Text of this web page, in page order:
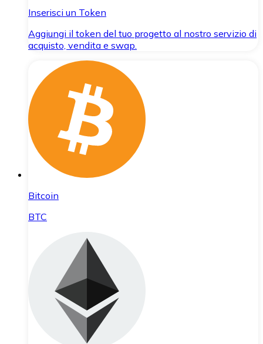
Inserisci un Token
Aggiungi il token del tuo progetto al nostro servizio di
acquisto, vendita e swap.
Bitcoin
BTC